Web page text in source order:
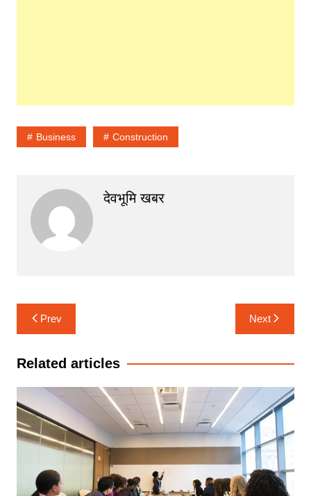
Business Construction
देवभूमि खबर
Post
navigation
Prev Next
Related articles